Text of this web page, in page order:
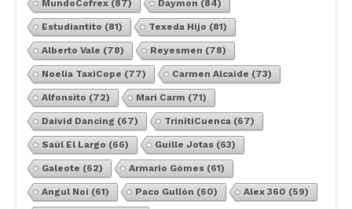
MundoCofrex(87) Daymon (84)
Estudiantito (81) Texeda Hijo (81)
Alberto Vale (78) Reyesmen (78)
Noelia TaxiCope (77) Carmen Alcaide (73)
Alfonsito (72) Mari Carm (71)
Daivid Dancing (67) TrinitiCuenca(67)
Saúl El Largo (66) Guille Jotas(63)
Galeote (62) Armario Gómes(61)
Angul Noi (61) Paco Gullón (60) Alex 360 (59)